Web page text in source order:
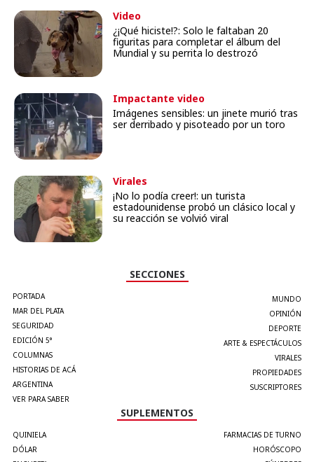
Video
¿¡Qué hiciste!?: Solo le faltaban 20
figuritas para completar el álbum del
Mundial y su perrita lo destrozó
Impactante video
Imágenes sensibles: un jinete murió tras
ser derribado y pisoteado por un toro
Virales
¡No lo podía creer!: un turista
estadounidense probó un clásico local y
su reacción se volvió viral
SECCIONES
PORTADA
MAR DEL PLATA
SEGURIDAD
EDICIÓN 5°
COLUMNAS
HISTORIAS DE ACÁ
ARGENTINA
VER PARA SABER
MUNDO
OPINIÓN
DEPORTE
ARTE & ESPECTÁCULOS
VIRALES
PROPIEDADES
SUSCRIPTORES
SUPLEMENTOS
QUINIELA
DÓLAR
FARMACIAS DE TURNO
HORÓSCOPO